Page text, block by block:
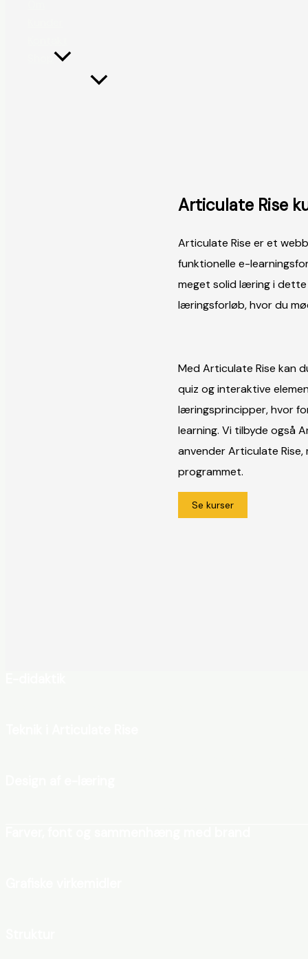
Articulate Rise
Articulate Rise er et
funktionelle e-
meget solid læring i
læringsforløb, hvor du
Med Articulate Rise kan
quiz og interaktive
læringsprincipper, hvor
learning. Vi tilbyde også
anvender Articulate
programmet.
Se kurser